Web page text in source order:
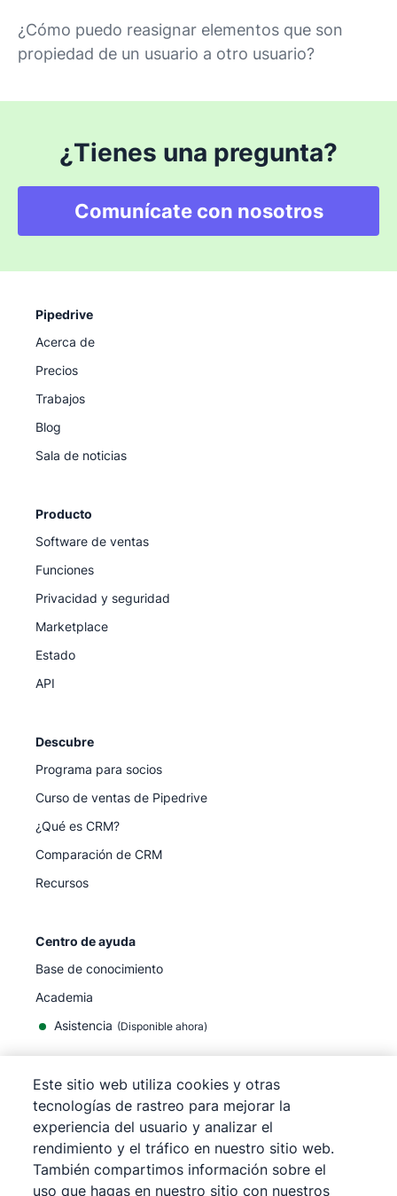
¿Cómo puedo reasignar elementos que son
propiedad de un usuario a otro usuario?
¿Tienes una pregunta?
Comunícate con nosotros
Pipedrive
Acerca de
Precios
Trabajos
Blog
Sala de noticias
Producto
Software de ventas
Funciones
Privacidad y seguridad
Marketplace
Estado
API
Descubre
Programa para socios
Curso de ventas de Pipedrive
¿Qué es CRM?
Comparación de CRM
Recursos
Centro de ayuda
Base de conocimiento
Academia
Asistencia (Disponible ahora)
©2026Pipedrive
Pipedrive
Términos de servicio
Pipedrive
Aviso de privacidad
Mapa del sitio
Este sitio web utiliza cookies y otras
tecnologías de rastreo para mejorar la
experiencia del usuario y analizar el
rendimiento y el tráfico en nuestro sitio web.
También compartimos información sobre el
uso que hagas en nuestro sitio con nuestros